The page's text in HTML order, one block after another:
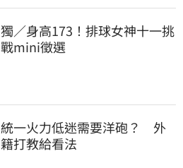
獨／身高173！排球女神十一挑
戰mini徵選
統一火力低迷需要洋砲？　外
籍打教給看法